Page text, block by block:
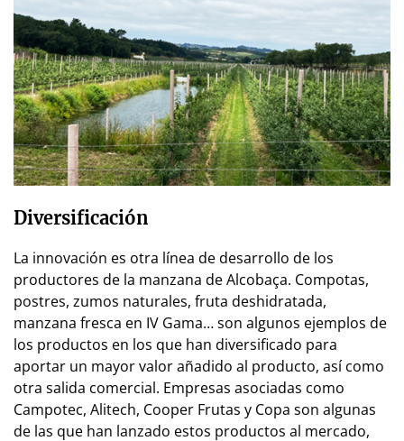
Diversificación
La innovación es otra línea de desarrollo de los
productores de la manzana de Alcobaça. Compotas,
postres, zumos naturales, fruta deshidratada,
manzana fresca en IV Gama… son algunos ejemplos de
los productos en los que han diversificado para
aportar un mayor valor añadido al producto, así como
otra salida comercial. Empresas asociadas como
Campotec, Alitech, Cooper Frutas y Copa son algunas
de las que han lanzado estos productos al mercado,